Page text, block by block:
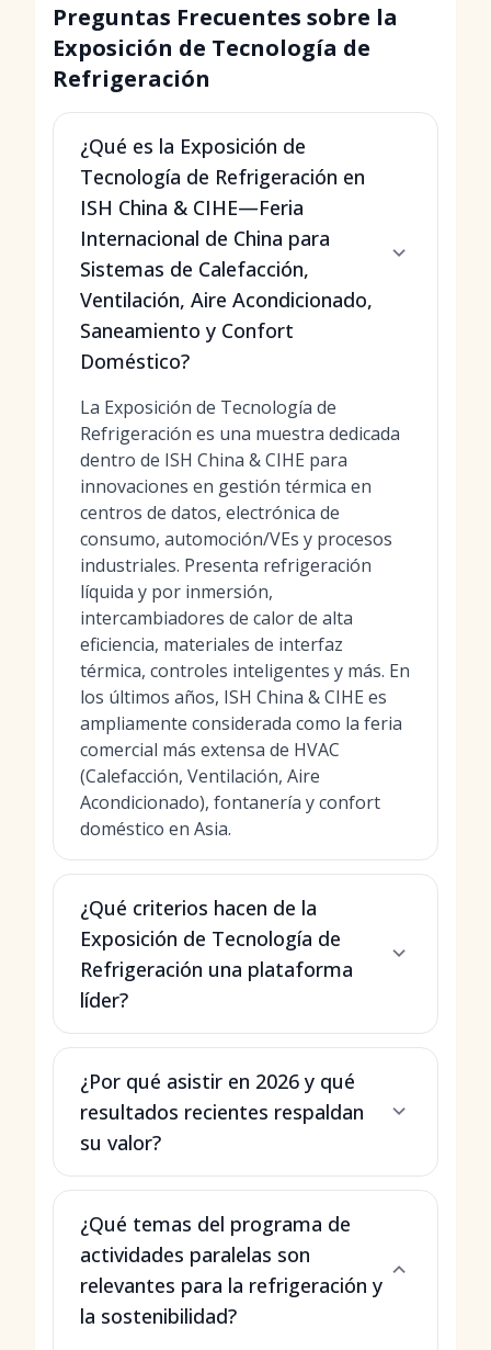
Preguntas Frecuentes sobre la
Exposición de Tecnología de
Refrigeración
¿Qué es la Exposición de
Tecnología de Refrigeración en
ISH China & CIHE—Feria
Internacional de China para
Sistemas de Calefacción,
Ventilación, Aire Acondicionado,
Saneamiento y Confort
Doméstico?
La Exposición de Tecnología de
Refrigeración es una muestra dedicada
dentro de ISH China & CIHE para
innovaciones en gestión térmica en
centros de datos, electrónica de
consumo, automoción/VEs y procesos
industriales. Presenta refrigeración
líquida y por inmersión,
intercambiadores de calor de alta
eficiencia, materiales de interfaz
térmica, controles inteligentes y más. En
los últimos años, ISH China & CIHE es
ampliamente considerada como la feria
comercial más extensa de HVAC
(Calefacción, Ventilación, Aire
Acondicionado), fontanería y confort
doméstico en Asia.
¿Qué criterios hacen de la
Exposición de Tecnología de
Refrigeración una plataforma
líder?
¿Por qué asistir en 2026 y qué
resultados recientes respaldan
su valor?
¿Qué temas del programa de
actividades paralelas son
relevantes para la refrigeración y
la sostenibilidad?